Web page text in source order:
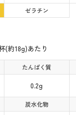
ゼラチン
(約18g)あたり
たんぱく質
0.2g
炭水化物